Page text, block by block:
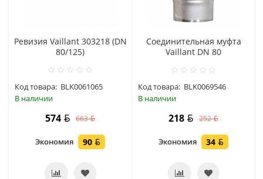
Ревизия Vaillant 303218 (DN
80/125)
Код товара: BLK0061065
В наличии
574 663
Экономия 90
Соединительная муфта
Vaillant DN 80
Код товара: BLK0069546
В наличии
218 252
Экономия 34